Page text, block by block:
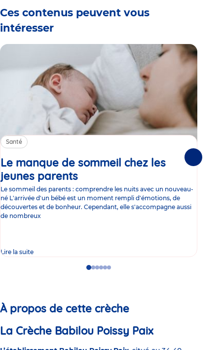
Ces contenus peuvent vous
intéresser
Santé
Le manque de sommeil chez les
jeunes parents
Le sommeil des parents : comprendre les nuits avec un nouveau-
né L'arrivée d'un bébé est un moment rempli d'émotions, de
découvertes et de bonheur. Cependant, elle s'accompagne aussi
de nombreux
Lire la suite
GoGoGoGo
GoGo
À propos de cette crèche
La Crèche Babilou Poissy Paix